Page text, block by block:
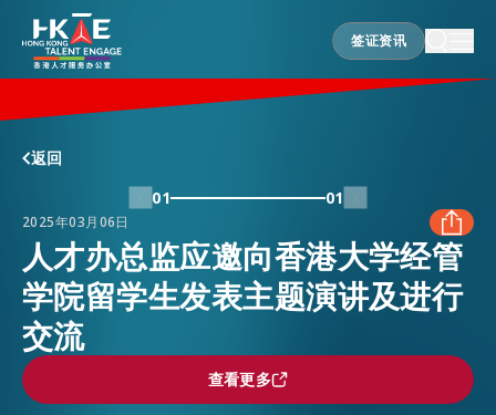
签证资讯
签证资讯
香港优势
居港须知
人才支援
就业资讯
返回
01
01
2025年03月06日
FACEBOOK
LINKEDIN
人才办总监应邀向香港大学经管
学院留学生发表主题演讲及进行
交流
查看更多
查看更多